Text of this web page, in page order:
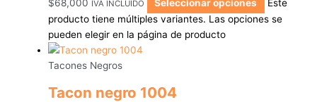
$68,000 IVA INCLUIDO Seleccionar opciones
Este
producto tiene múltiples variantes. Las opciones se
pueden elegir en la página de producto
Tacones Negros
Tacon negro 1004